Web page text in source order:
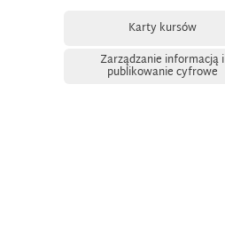
Karty kursów
Zarządzanie informacją i
publikowanie cyfrowe